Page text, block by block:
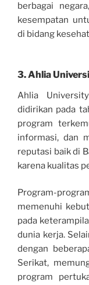
berbagai
kesempatan
di bidang
3.Ahlia
Ahlia
didirikan pada
program
informasi, dan
reputasi baik di
karena kualitas
Program-
memenuhi
pada
dunia kerja.
dengan
Serikat,
program